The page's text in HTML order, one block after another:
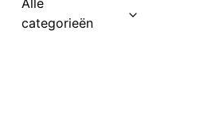
categorieën